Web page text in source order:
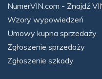
NumerVIN.com - Znajdź
Wzory wypowiedzeń
Umowy kupna sprzedaży
Zgłoszenie sprzedaży
Zgłoszenie szkody